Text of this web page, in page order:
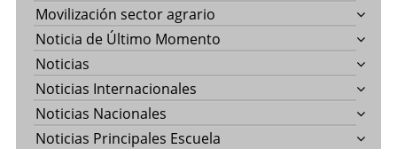
Movilización sector agrario
Noticia de Último Momento
Noticias
Noticias Internacionales
Noticias Nacionales
Noticias Principales Escuela